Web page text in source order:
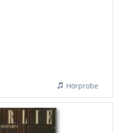
Hörprobe